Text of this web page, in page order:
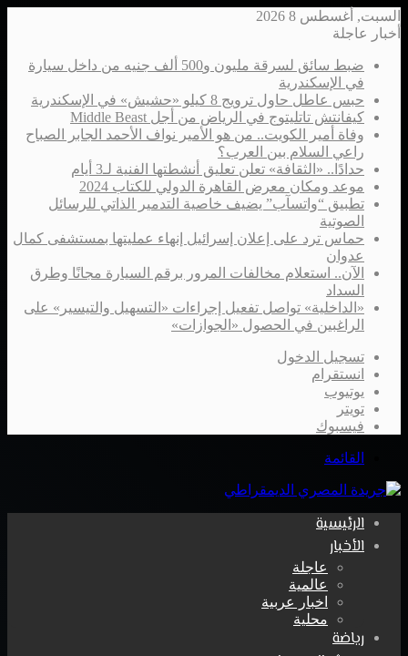
السبت, أغسطس 8 2026
أخبار عاجلة
ضبط سائق لسرقة مليون و500 ألف جنيه من داخل سيارة
في الإسكندرية
حبس عاطل حاول ترويج 8 كيلو «حشيش» في الإسكندرية
كيفانتش تاتليتوج في الرياض من أجل Middle Beast
وفاة أمير الكويت.. من هو الأمير نواف الأحمد الجابر الصباح
راعي السلام بين العرب؟
حدادًا.. «الثقافة» تعلن تعليق أنشطتها الفنية لـ3 أيام
موعد ومكان معرض القاهرة الدولي للكتاب 2024
تطبيق “واتسآب” يضيف خاصية التدمير الذاتي للرسائل
الصوتية
حماس ترد على إعلان إسرائيل إنهاء عمليتها بمستشفى كمال
عدوان
الآن.. استعلام مخالفات المرور برقم السيارة مجانًا وطرق
السداد
«الداخلية» تواصل تفعيل إجراءات «التسهيل والتيسير» على
الراغبين في الحصول «الجوازات»
تسجيل الدخول
انستقرام
يوتيوب
تويتر
فيسبوك
القائمة
الرئيسية
الأخبار
عاجلة
عالمية
اخبار عربية
محلية
رياضة